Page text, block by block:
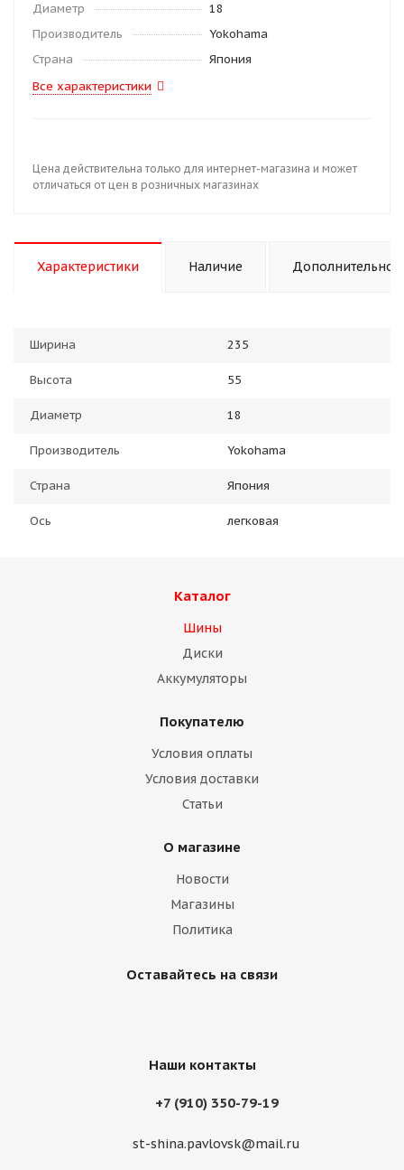
Диаметр
18
Производитель
Yokohama
Страна
Япония
Все характеристики
Цена действительна только для интернет-магазина и может
отличаться от цен в розничных магазинах
Характеристики Наличие Дополнительно
Ширина 235
Высота 55
Диаметр 18
Производитель Yokohama
Страна Япония
Ось легковая
Каталог
Шины
Диски
Аккумуляторы
Покупателю
Условия оплаты
Условия доставки
Статьи
О магазине
Новости
Магазины
Политика
Оставайтесь на связи
Наши контакты
+7 (910) 350-79-19
st-shina.pavlovsk@mail.ru